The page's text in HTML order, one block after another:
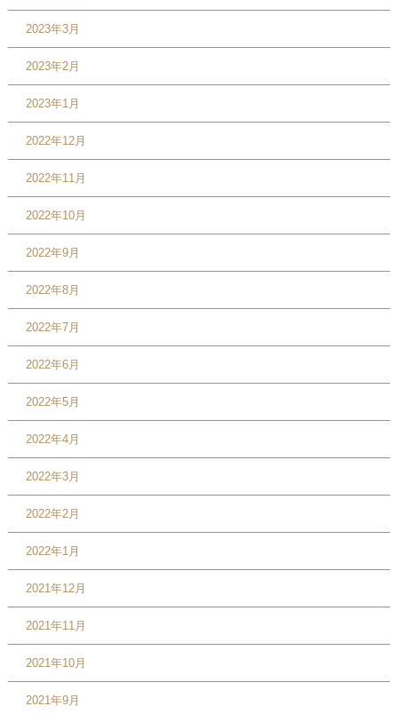
2023年3月
2023年2月
2023年1月
2022年12月
2022年11月
2022年10月
2022年9月
2022年8月
2022年7月
2022年6月
2022年5月
2022年4月
2022年3月
2022年2月
2022年1月
2021年12月
2021年11月
2021年10月
2021年9月